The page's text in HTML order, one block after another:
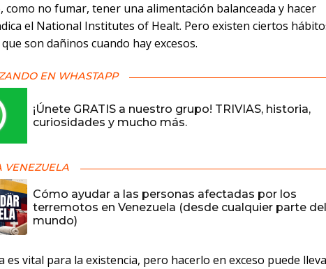
como no fumar, tener una alimentación balanceada y hacer
el National Institutes of Healt. Pero existen ciertos
son dañinos cuando hay excesos.
EN WHASTAPP
¡Únete GRATIS a nuestro grupo! TRIVIAS, historia,
curiosidades y mucho más.
VENEZUELA
Cómo ayudar a las personas afectadas por los
terremotos en Venezuela (desde cualquier parte del
mundo)
es vital para la existencia, pero hacerlo en exceso puede